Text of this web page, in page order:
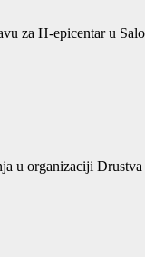
za H-epicentar u
u organizaciji